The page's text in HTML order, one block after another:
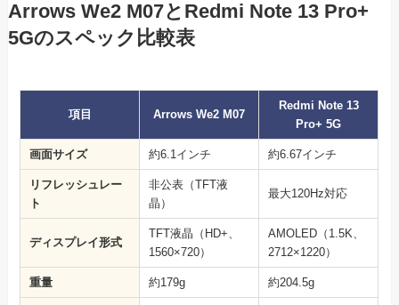
Arrows We2 M07とRedmi Note 13 Pro+
5Gのスペック比較表
項目 Arrows We2 M07
Redmi Note 13
Pro+ 5G
画面サイズ 約6.1インチ 約6.67インチ
リフレッシュレー
ト
非公表（TFT液
晶）
最大120Hz対応
ディスプレイ形式
TFT液晶（HD+、
1560×720）
AMOLED（1.5K、
2712×1220）
重量 約179g 約204.5g